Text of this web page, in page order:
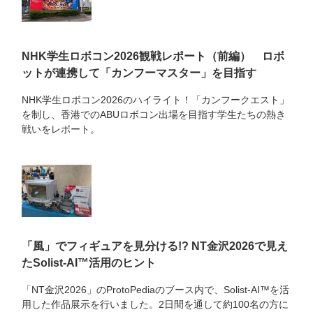
NHK学生ロボコン2026観戦レポート（前編） ロボ
ットが連携して「カンフーマスター」を目指す
NHK学生ロボコン2026のハイライト！「カンフークエスト」
を制し、香港でのABUロボコン出場を目指す学生たちの熱き
戦いをレポート。
「風」でフィギュアを見分ける!? NT金沢2026で見え
たSolist-AI™活用のヒント
「NT金沢2026」のProtoPediaのブース内で、Solist-AI™を活
用した作品展示を行いました。2日間を通して約100名の方に